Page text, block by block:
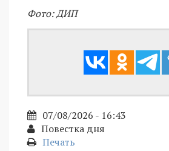
Фото: ДИП
07/08/2026 - 16:43
Повестка дня
Печать